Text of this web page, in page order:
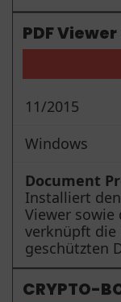
PDF
11/2015
Windows
Document
Installiert
Viewer sowie
verknüpft die
geschützten
CRYPTO-